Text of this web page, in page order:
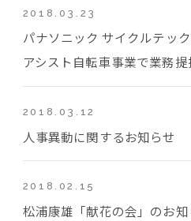
2018.03.23
パナソニック サイクルテッ
アシスト自転車事業で業務提
2018.03.12
人事異動に関するお知らせ
2018.02.15
松浦康雄「献花の会」のお知